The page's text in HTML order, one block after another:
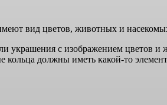
вид цветов, животных и
украшения с изображением цветов и
должны иметь какой-то